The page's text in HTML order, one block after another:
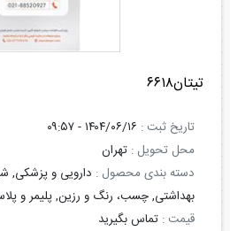
تیتان۶۶۱۸
تاریخ ثبت : ۱۴۰۴/۰۶/۱۶ - ۰۹:۵۷
محل تحویل : تهران
دسته بندی محصول : دارویی و پزشکی,
بهداشتی, چسب، رنگ و رزین, پلیمر و
قیمت : تماس بگیرید